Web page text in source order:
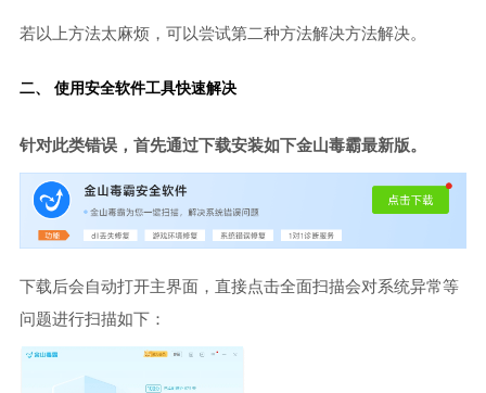
若以上方法太麻烦，可以尝试第二种方法解决方法解决。
二、 使用安全软件工具快速解决
针对此类错误，首先通过下载安装如下金山毒霸最新版。
下载后会自动打开主界面，直接点击全面扫描会对系统异常等
问题进行扫描如下：